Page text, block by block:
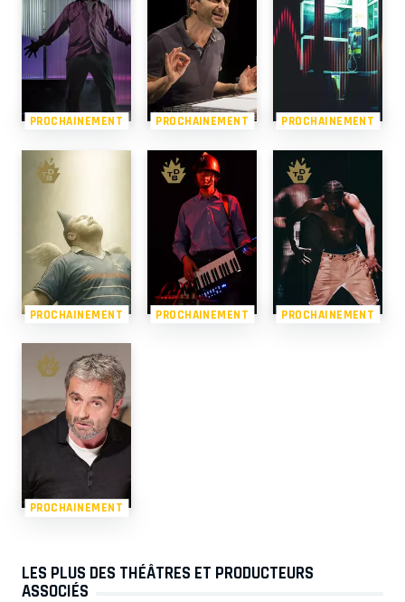
PROCHAINEMENT PROCHAINEMENT PROCHAINEMENT
PROCHAINEMENT PROCHAINEMENT PROCHAINEMENT
PROCHAINEMENT
LES PLUS DES THÉÂTRES ET PRODUCTEURS
ASSOCIÉS